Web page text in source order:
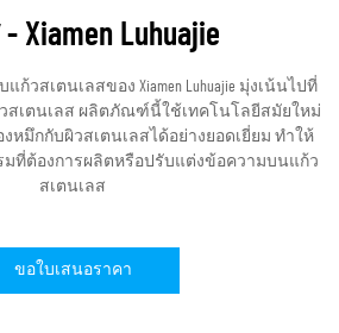
Xiamen Luhuajie
ก้วสเตนเลสของ Xiamen Luhuajie มุ่งเน้นไปที่
สเตนเลส ผลิตภัณฑ์นี้ใช้เทคโนโลยีสมัยใหม่
หมึกกับผิวสเตนเลสได้อย่างยอดเยี่ยม ทำให้
มที่ต้องการผลิตหรือปรับแต่งข้อความบนแก้ว
สเตนเลส
ขอใบเสนอราคา